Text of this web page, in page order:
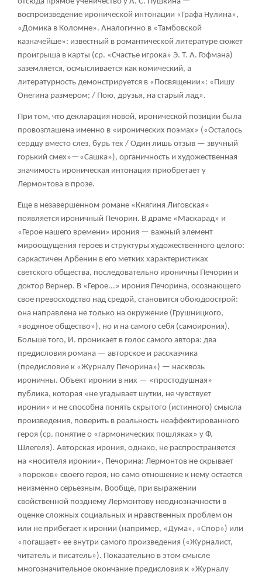
воспроизведение иронической интонации «Графа Нулина»,
«Домика в Коломне». Аналогично в «Тамбовской
казначейше»: известный в романтической литературе сюжет
проигрыша в карты (ср. «Счастье игрока» Э. Т. А. Гофмана)
заземляется, осмысливается как комический, а
литературность демонстрируется в «Посвящении»: «Пишу
Онегина размером; / Пою, друзья, на старый лад».
При том, что декларация новой, иронической позиции была
провозглашена именно в «иронических поэмах» («Осталось
сердцу вместо слез, бурь тех / Один лишь отзыв — звучный
горький смех»—«Сашка»), органичность и художественная
значимость ироническая интонация приобретает у
Лермонтова в прозе.
Еще в незавершенном романе «Княгиня Лиговская»
появляется ироничный Печорин. В драме «Маскарад» и
«Герое нашего времени» ирония — важный элемент
мироощущения героев и структуры художественного целого:
саркастичен Арбенин в его метких характеристиках
светского общества, последовательно ироничны Печорин и
доктор Вернер. В «Герое...» ирония Печорина, осознающего
свое превосходство над средой, становится обоюдоострой:
она направлена не только на окружение (Грушницкого,
«водяное общество»), но и на самого себя (самоирония).
Больше того, И. проникает в голос самого автора: два
предисловия романа — авторское и рассказчика
(предисловие к «Журналу Печорина») — насквозь
ироничны. Объект иронии в них — «простодушная»
публика, которая «не угадывает шутки, не чувствует
иронии» и не способна понять скрытого (истинного) смысла
произведения, поверить в реальность неаффектированного
героя (ср. понятие о «гармонических пошляках» у Ф.
Шлегеля). Авторская ирония, однако, не распространяется
на «носителя иронии», Печорина: Лермонтов не скрывает
«пороков» своего героя, но само отношение к нему остается
неизменно серьезным. Вообще, при выражении
свойственной позднему Лермонтову неоднозначности в
оценке сложных социальных и нравственных проблем он
или не прибегает к иронии (например, «Дума», «Спор») или
«погашает» ее внутри самого произведения («Журналист,
читатель и писатель»). Показательно в этом смысле
многозначительное окончание предисловия к «Журналу